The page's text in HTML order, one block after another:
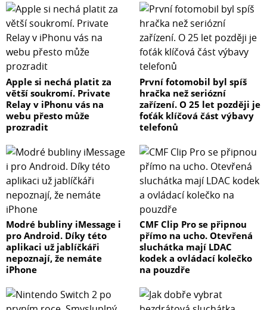
Apple si nechá platit za
větší soukromí. Private
Relay v iPhonu vás na
webu přesto může
prozradit
První fotomobil byl spíš
hračka než seriózní
zařízení. O 25 let později je
foťák klíčová část výbavy
telefonů
Modré bubliny iMessage i
pro Android. Díky této
aplikaci už jablíčkáři
nepoznají, že nemáte
iPhone
CMF Clip Pro se připnou
přímo na ucho. Otevřená
sluchátka mají LDAC
kodek a ovládací kolečko
na pouzdře